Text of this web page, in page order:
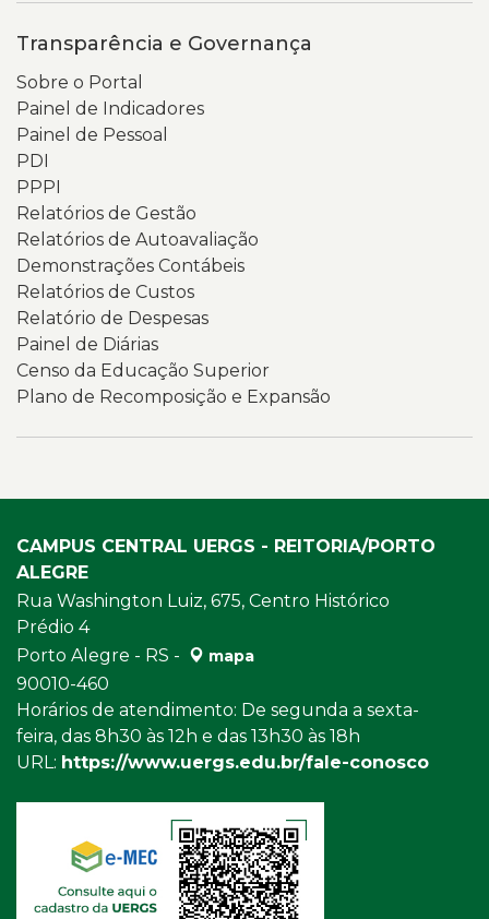
Transparência e Governança
Sobre o Portal
Painel de Indicadores
Painel de Pessoal
PDI
PPPI
Relatórios de Gestão
Relatórios de Autoavaliação
Demonstrações Contábeis
Relatórios de Custos
Relatório de Despesas
Painel de Diárias
Censo da Educação Superior
Plano de Recomposição e Expansão
CAMPUS CENTRAL UERGS - REITORIA/PORTO
ALEGRE
Rua Washington Luiz, 675, Centro Histórico
Prédio 4
Porto Alegre - RS -
mapa
90010-460
Horários de atendimento: De segunda a sexta-
feira, das 8h30 às 12h e das 13h30 às 18h
URL: https://www.uergs.edu.br/fale-conosco